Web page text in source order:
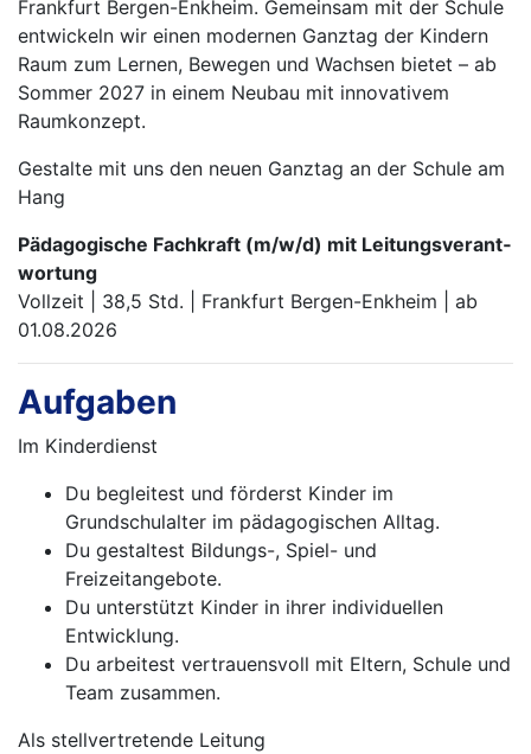
Frankfurt Bergen-Enkheim. Gemeinsam mit der Schule
entwickeln wir einen modernen Ganztag der Kindern
Raum zum Lernen, Bewegen und Wachsen bietet – ab
Sommer 2027 in einem Neubau mit innovativem
Raumkonzept.
Gestalte mit uns den neuen Ganztag an der Schule am
Hang
Pädagogische Fachkraft (m/w/d) mit Leitungs­verant­
wortung
Vollzeit | 38,5 Std. | Frankfurt Bergen-Enkheim | ab
01.08.2026
Aufgaben
Im Kinderdienst
Du begleitest und förderst Kinder im
Grundschulalter im pädagogischen Alltag.
Du gestaltest Bildungs-, Spiel- und
Freizeitangebote.
Du unterstützt Kinder in ihrer individuellen
Entwicklung.
Du arbeitest vertrauensvoll mit Eltern, Schule und
Team zusammen.
Als stellvertretende Leitung